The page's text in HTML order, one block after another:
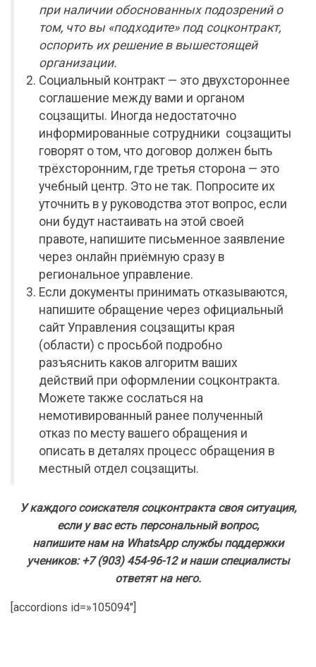
при наличии обоснованных подозрений о
том, что вы «подходите» под соцконтракт,
оспорить их решение в вышестоящей
организации.
Социальный контракт — это двухстороннее
соглашение между вами и органом
соцзащиты. Иногда недостаточно
информированные сотрудники соцзащиты
говорят о том, что договор должен быть
трёхсторонним, где третья сторона — это
учебный центр. Это не так. Попросите их
уточнить в у руководства этот вопрос, если
они будут настаивать на этой своей
правоте, напишите письменное заявление
через онлайн приёмную сразу в
региональное управление.
Если документы принимать отказываются,
напишите обращение через официальный
сайт Управления соцзащиты края
(области) с просьбой подробно
разъяснить каков алгоритм ваших
действий при оформлении соцконтракта.
Можете также сослаться на
немотивированный ранее полученный
отказ по месту вашего обращения и
описать в деталях процесс обращения в
местный отдел соцзащиты.
У каждого соискателя соцконтракта своя ситуация,
если у вас есть персональный вопрос,
напишите нам на WhatsApp службы поддержки
учеников: +7 (903) 454-96-12 и наши специалисты
ответят на него.
[accordions id=»105094″]